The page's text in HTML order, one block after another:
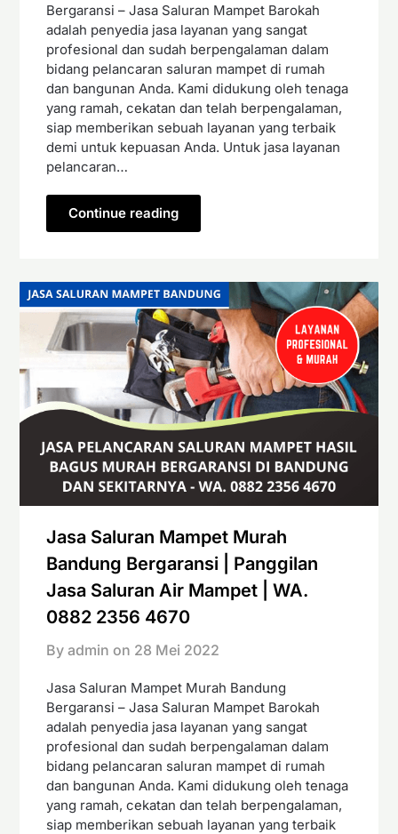
Bergaransi – Jasa Saluran Mampet Barokah
adalah penyedia jasa layanan yang sangat
profesional dan sudah berpengalaman dalam
bidang pelancaran saluran mampet di rumah
dan bangunan Anda. Kami didukung oleh tenaga
yang ramah, cekatan dan telah berpengalaman,
siap memberikan sebuah layanan yang terbaik
demi untuk kepuasan Anda. Untuk jasa layanan
pelancaran…
Continue reading
Jasa Saluran Mampet Murah
Bandung Bergaransi | Panggilan
Jasa Saluran Air Mampet | WA.
0882 2356 4670
By admin on 28 Mei 2022
Jasa Saluran Mampet Murah Bandung
Bergaransi – Jasa Saluran Mampet Barokah
adalah penyedia jasa layanan yang sangat
profesional dan sudah berpengalaman dalam
bidang pelancaran saluran mampet di rumah
dan bangunan Anda. Kami didukung oleh tenaga
yang ramah, cekatan dan telah berpengalaman,
siap memberikan sebuah layanan yang terbaik